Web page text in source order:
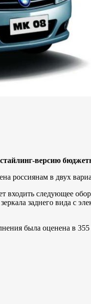
версию
россиянам в двух
входить следующее
заднего вида
была оценена в